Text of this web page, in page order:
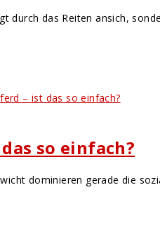
durch das Reiten ansich,
so einfach?
dominieren gerade die